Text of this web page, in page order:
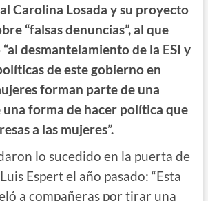
Carolina Losada y su proyecto
“falsas denuncias”, al que
desmantelamiento de la ESI y
de este gobierno en
forman parte de una
una forma de hacer política que
a las mujeres”.
lo sucedido en la puerta de
Espert el año pasado: “Esta
a compañeras por tirar una